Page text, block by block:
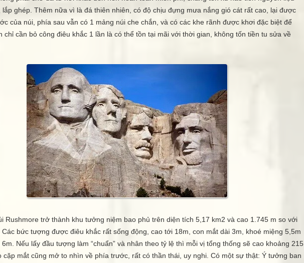
lắp ghép. Thêm nữa vì là đá thiên nhiên, có độ chịu đựng mưa nắng gió cát rất cao, lại được
của núi, phía sau vẫn có 1 mảng núi che chắn, và có các khe rãnh được khơi đặc biệt để
chỉ cần bỏ công điêu khắc 1 lần là có thể tồn tại mãi với thời gian, không tốn tiền tu sửa về
Rushmore trở thành khu tưởng niệm bao phủ trên diện tích 5,17 km2 và cao 1.745 m so với
bức tượng được điêu khắc rất sống động, cao tới 18m, con mắt dài 3m, khoé miệng 5,5m
Nếu lấy đầu tượng làm “chuẩn” và nhân theo tỷ lệ thì mỗi vị tổng thống sẽ cao khoảng 215
cặp mắt cũng mở to nhìn về phía trước, rất có thần thái, uy nghi. Có một sự thật: Ý tưởng ban